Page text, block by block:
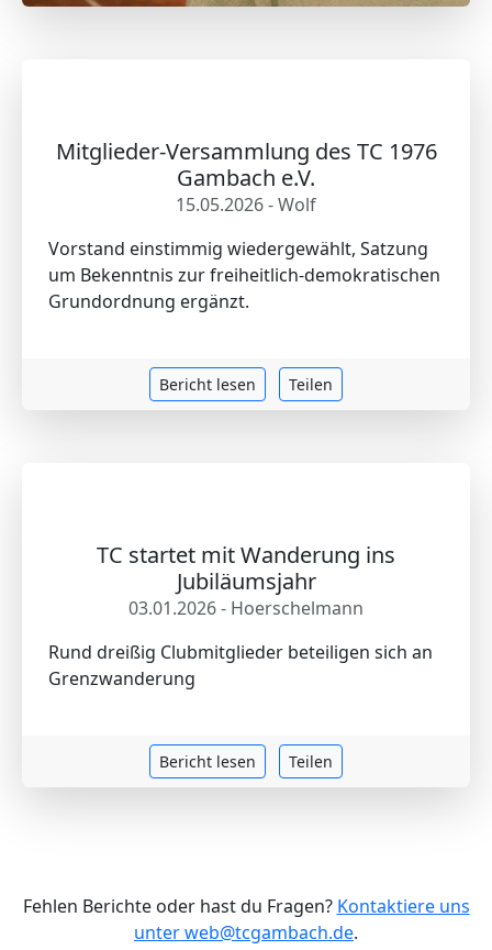
Mitglieder-Versammlung des TC 1976
Gambach e.V.
15.05.2026 - Wolf
Vorstand einstimmig wiedergewählt, Satzung
um Bekenntnis zur freiheitlich-demokratischen
Grundordnung ergänzt.
Bericht lesen Teilen
TC startet mit Wanderung ins
Jubiläumsjahr
03.01.2026 - Hoerschelmann
Rund dreißig Clubmitglieder beteiligen sich an
Grenzwanderung
Bericht lesen Teilen
Fehlen Berichte oder hast du Fragen? Kontaktiere uns
unter web@tcgambach.de.